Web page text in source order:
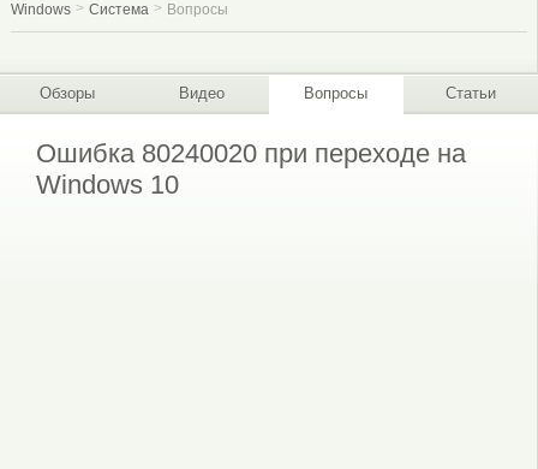
Windows Система Вопросы
Обзоры Видео Вопросы Статьи
Ошибка 80240020 при переходе на
Windows 10